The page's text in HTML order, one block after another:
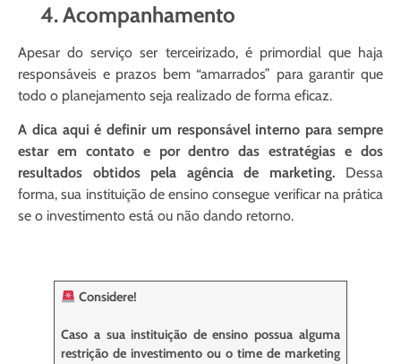
4. Acompanhamento
Apesar do serviço ser terceirizado, é primordial que haja
responsáveis e prazos bem “amarrados” para garantir que
todo o planejamento seja realizado de forma eficaz.
A dica aqui é definir um responsável interno para sempre
estar em contato e por dentro das estratégias e dos
resultados obtidos pela agência de marketing. Dessa
forma, sua instituição de ensino consegue verificar na prática
se o investimento está ou não dando retorno.
Considere!
Caso a sua instituição de ensino possua alguma
restrição de investimento ou o time de marketing